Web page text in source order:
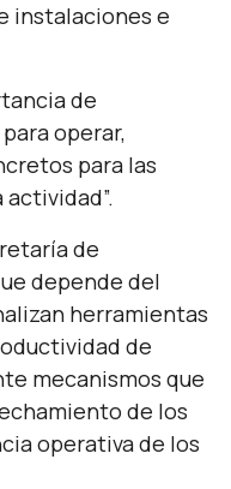
instalaciones e
de
operar,
para las
de
depende del
herramientas
de
mecanismos que
de los
operativa de los